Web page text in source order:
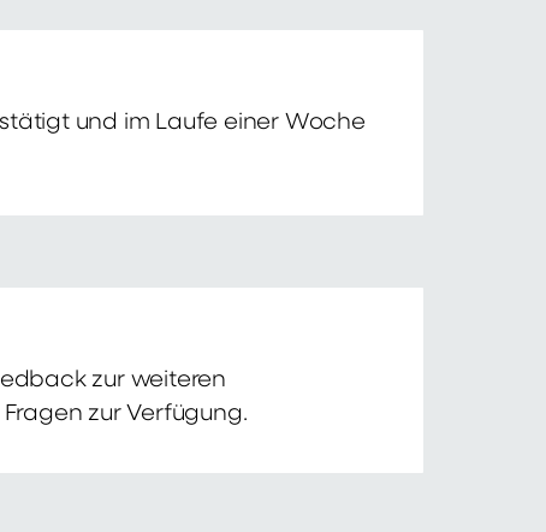
und im Laufe einer Woche
zur weiteren
zur Verfügung.